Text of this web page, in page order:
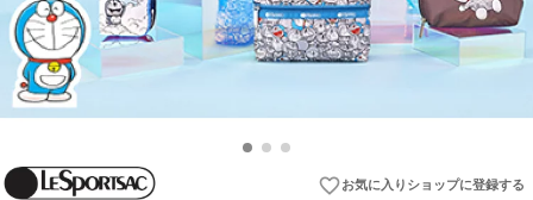
favorite_borderお気に入りショップに登録する